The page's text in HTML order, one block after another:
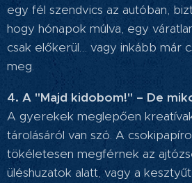
egy fél szendvics az autóban,
hogy hónapok múlva, egy
csak előkerül… vagy inkább már
meg.
4. A "Majd kidobom!" – De
A gyerekek meglepően
tárolásáról van szó. A
tökéletesen megférnek az
üléshuzatok alatt, vagy a